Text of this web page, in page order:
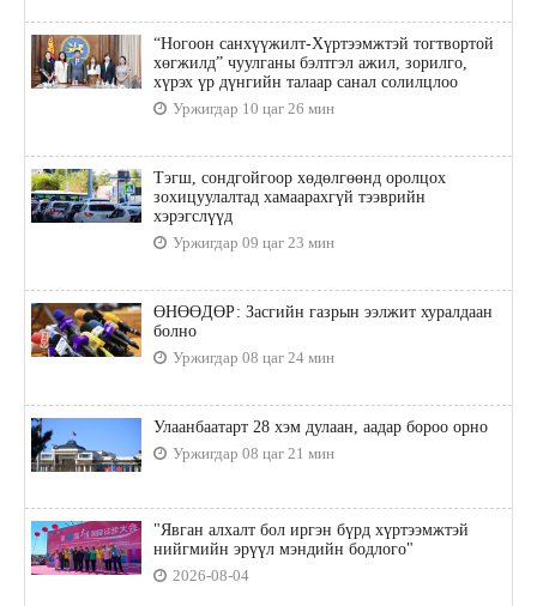
“Ногоон санхүүжилт-Хүртээмжтэй тогтвортой
хөгжилд” чуулганы бэлтгэл ажил, зорилго,
хүрэх үр дүнгийн талаар санал солилцлоо
Уржигдар 10 цаг 26 мин
Тэгш, сондгойгоор хөдөлгөөнд оролцох
зохицуулалтад хамаарахгүй тээврийн
хэрэгслүүд
Уржигдар 09 цаг 23 мин
ӨНӨӨДӨР: Засгийн газрын ээлжит хуралдаан
болно
Уржигдар 08 цаг 24 мин
Улаанбаатарт 28 хэм дулаан, аадар бороо орно
Уржигдар 08 цаг 21 мин
"Явган алхалт бол иргэн бүрд хүртээмжтэй
нийгмийн эрүүл мэндийн бодлого"
2026-08-04